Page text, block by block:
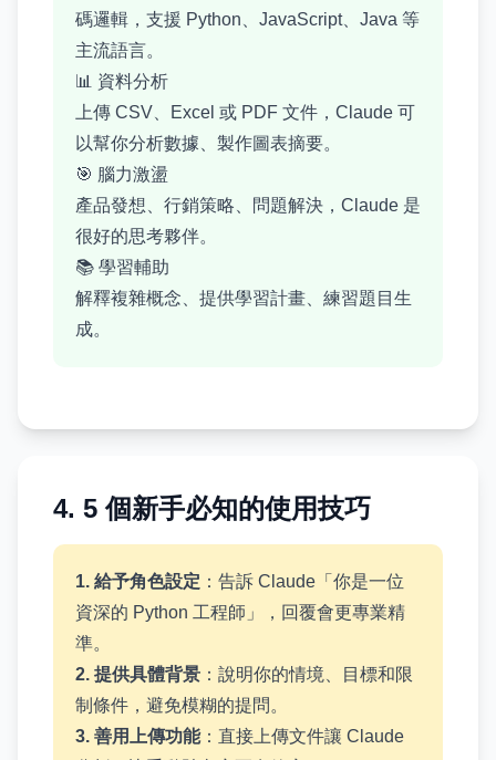
碼邏輯，支援 Python、JavaScript、Java 等
主流語言。
📊 資料分析
上傳 CSV、Excel 或 PDF 文件，Claude 可
以幫你分析數據、製作圖表摘要。
🎯 腦力激盪
產品發想、行銷策略、問題解決，Claude 是
很好的思考夥伴。
📚 學習輔助
解釋複雜概念、提供學習計畫、練習題目生
成。
4. 5 個新手必知的使用技巧
1. 給予角色設定 ：告訴 Claude「你是一位
資深的 Python 工程師」，回覆會更專業精
準。
2. 提供具體背景 ：說明你的情境、目標和限
制條件，避免模糊的提問。
3. 善用上傳功能：直接上傳文件讓 Claude